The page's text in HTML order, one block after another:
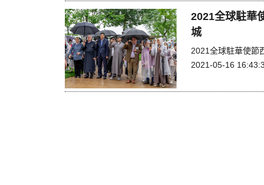
2021全球駐華
城
2021全球駐華使節
2021-05-16